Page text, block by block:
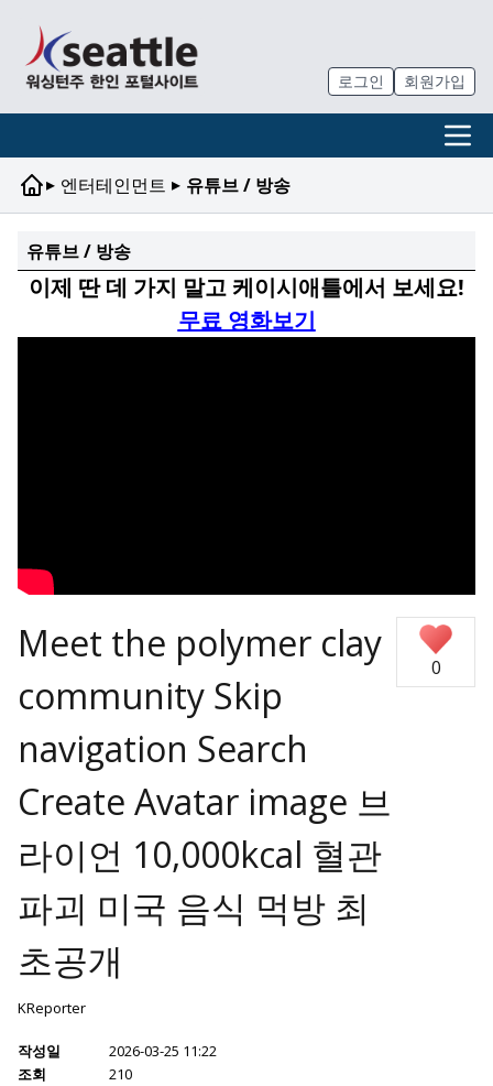
로그인 회원가입
▸ 엔터테인먼트 ▸ 유튜브 / 방송
유튜브 / 방송
이제 딴 데 가지 말고 케이시애틀에서 보세요!
무료 영화보기
Meet the polymer clay
community Skip
navigation Search
Create Avatar image 브
라이언 10,000kcal 혈관
파괴 미국 음식 먹방 최
초공개
KReporter
작성일
2026-03-25 11:22
조회
210
0